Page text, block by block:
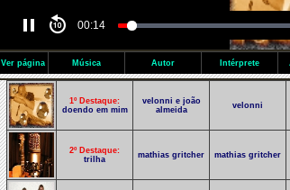
00:14
Ver página Música Autor Intérprete
1º Destaque:
doendo em mim
velonni e joão
almeida
velonni
2º Destaque:
trilha
mathias gritcher mathias gritcher